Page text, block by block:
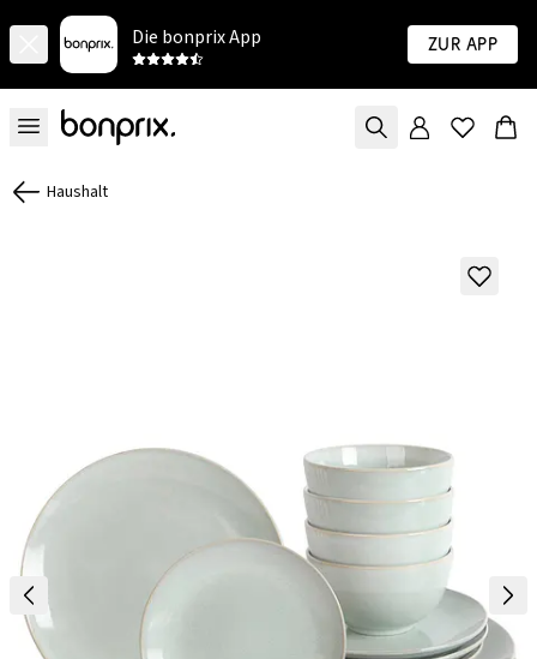
Die bonprix App Zur App
Haushalt